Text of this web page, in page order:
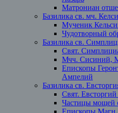
Матрониан
Базилика св. мч.
Мученик
Чудотворный
Базилика св.
Свят.
Мчч. Сисиний,
Епископы
Ампелий
Базилика св.
Свят.
Частицы мощей
Епископы Магн,